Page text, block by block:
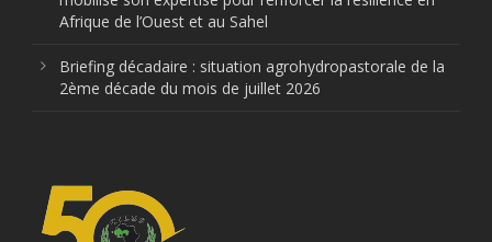
Afrique de l’Ouest et au Sahel
Briefing décadaire : situation agrohydropastorale de la
2ème décade du mois de juillet 2026